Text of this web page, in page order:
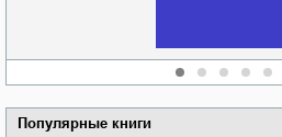
Популярные книги